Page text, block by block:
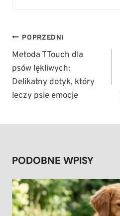
NAWIGACJA
WPISU
POPRZEDNI
Metoda TTouch dla
psów lękliwych:
Delikatny dotyk, który
leczy psie emocje
PODOBNE WPISY